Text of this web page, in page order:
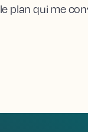
plan qui me